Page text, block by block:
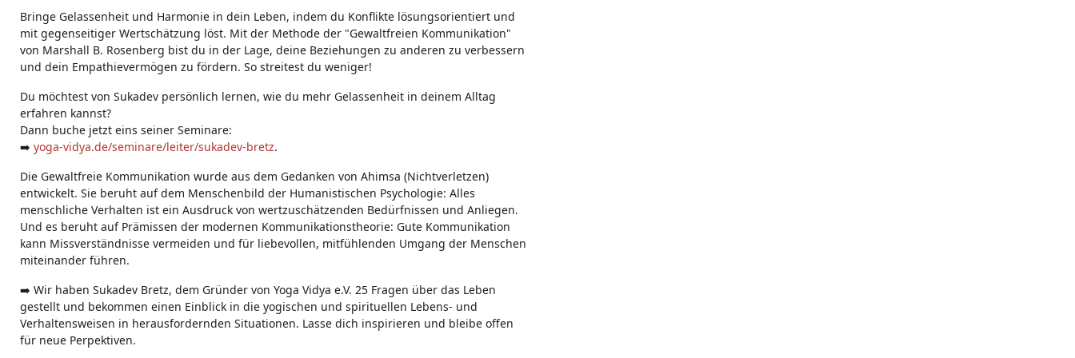
s:
Bringe Gelassenheit und Harmonie in dein Leben, indem du Konflikte lösungsorientiert und
mit gegenseitiger Wertschätzung löst. Mit der Methode der "Gewaltfreien Kommunikation"
von Marshall B. Rosenberg bist du in der Lage, deine Beziehungen zu anderen zu verbessern
und dein Empathievermögen zu fördern. So streitest du weniger!
Du möchtest von Sukadev persönlich lernen, wie du mehr Gelassenheit in deinem Alltag
erfahren kannst?
Dann buche jetzt eins seiner Seminare:
➡️ yoga-vidya.de/seminare/leiter/sukadev-bretz.
Die Gewaltfreie Kommunikation wurde aus dem Gedanken von Ahimsa (Nichtverletzen)
entwickelt. Sie beruht auf dem Menschenbild der Humanistischen Psychologie: Alles
menschliche Verhalten ist ein Ausdruck von wertzuschätzenden Bedürfnissen und Anliegen.
Und es beruht auf Prämissen der modernen Kommunikationstheorie: Gute Kommunikation
kann Missverständnisse vermeiden und für liebevollen, mitfühlenden Umgang der Menschen
miteinander führen.
➡️ Wir haben Sukadev Bretz, dem Gründer von Yoga Vidya e.V. 25 Fragen über das Leben
gestellt und bekommen einen Einblick in die yogischen und spirituellen Lebens- und
Verhaltensweisen in herausfordernden Situationen. Lasse dich inspirieren und bleibe offen
für neue Perpektiven.